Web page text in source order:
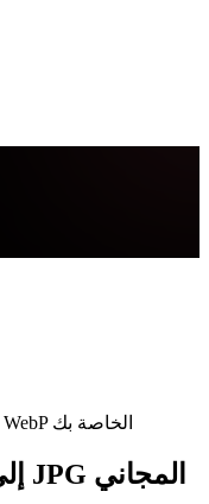
تحميل صورة WebP الخاصة بك
مقدمة حول محول WebP إلى JPG المجاني